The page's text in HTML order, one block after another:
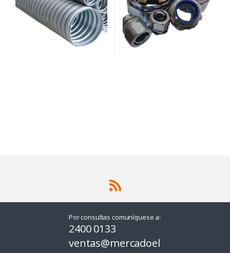
Por consultas comuníquese a:
2400 0133
ventas@mercadoel